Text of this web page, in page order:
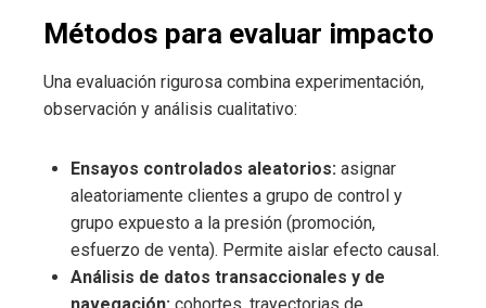
Métodos para evaluar impacto
Una evaluación rigurosa combina experimentación,
observación y análisis cualitativo:
Ensayos controlados aleatorios: asignar
aleatoriamente clientes a grupo de control y
grupo expuesto a la presión (promoción,
esfuerzo de venta). Permite aislar efecto causal.
Análisis de datos transaccionales y de